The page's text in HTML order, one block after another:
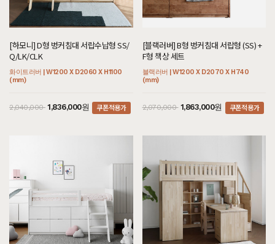
[하모니] D형 벙커침대 서랍수납형 SS/
Q/LK/CLK
화이트러버 | W1200 X D2060 X H1100
(mm)
2,040,000 1,836,000원 쿠폰적용가
[블랙러버] B형 벙커침대 서랍형 (SS) +
F형 책상 세트
블랙러버 | W1200 X D2070 X H740
(mm)
2,070,000 1,863,000원 쿠폰적용가